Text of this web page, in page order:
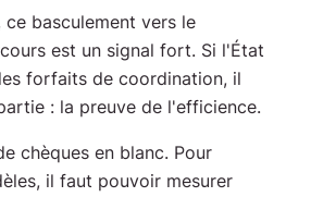
ce basculement vers le
est un signal fort. Si l'État
forfaits de coordination, il
: la preuve de l'efficience.
chèques en blanc. Pour
il faut pouvoir mesurer